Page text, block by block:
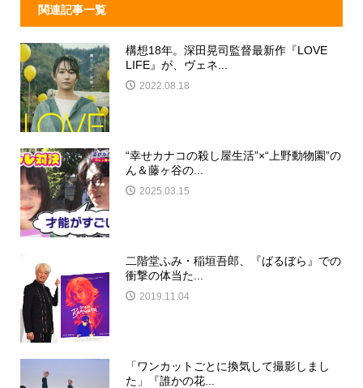
関連記事一覧
構想18年。深田晃司監督最新作『LOVE
LIFE』が、ヴェネ...
2022.08.18
“幸せカナコの殺し屋生活”×“上野動物園”の
ん＆藤ヶ谷の...
2025.03.15
二階堂ふみ・稲垣吾郎、『ばるぼら』での
衝撃の体当た...
2019.11.04
「ワンカットごとに換気して撮影しまし
た」『誰かの花...